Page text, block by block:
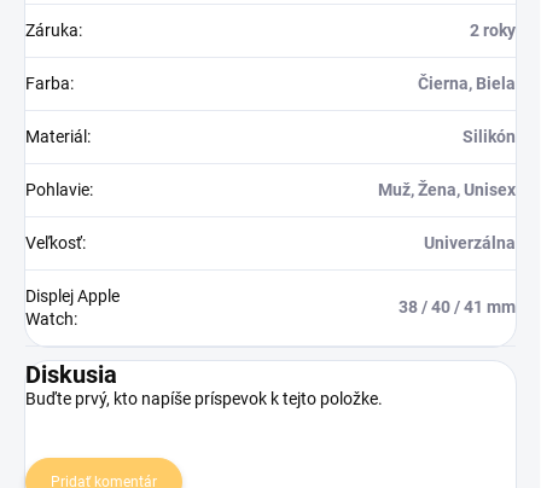
Záruka: 2 roky
Farba: Čierna, Biela
Materiál : Silikón
Pohlavie: Muž, Žena, Unisex
Veľkosť: Univerzálna
Displej Apple
Watch:
38 / 40 / 41 mm
Diskusia
Buďte prvý, kto napíše príspevok k tejto položke.
Pridať komentár